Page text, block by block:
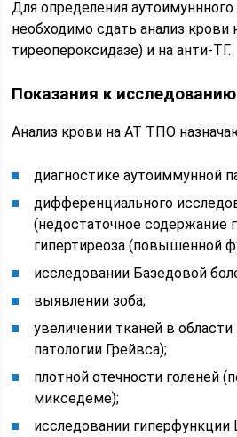
Для определения аутоимуннного
необходимо сдать анализ
тиреопероксидазе) и на анти-ТГ.
Показания к исследованию
Анализ крови на АТ ТПО
диагностике аутоиммунной
дифференциального
(недостаточное содержание
гипертиреоза (повышенной
исследовании Базедовой
выявлении зоба;
увеличении тканей в
патологии Грейвса);
плотной отечности голеней
микседеме);
исследовании гиперфункции